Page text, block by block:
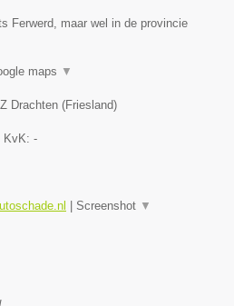
Ferwerd, maar wel in de provincie
maps ▼
Drachten (Friesland)
KvK: -
Screenshot ▼